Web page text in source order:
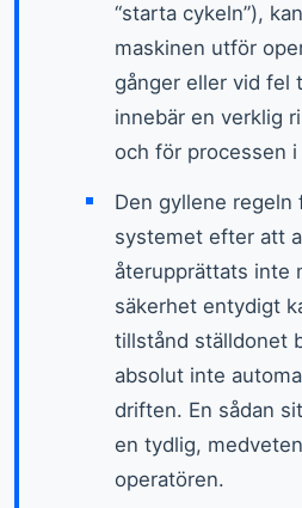
“starta cykeln”),
maskinen utför
gånger eller vid fel
innebär en verklig
och för processen
Den gyllene regeln
systemet efter att
återupprättats inte
säkerhet entydigt
tillstånd ställdonet
absolut inte
driften. En sådan
en tydlig,
operatören.